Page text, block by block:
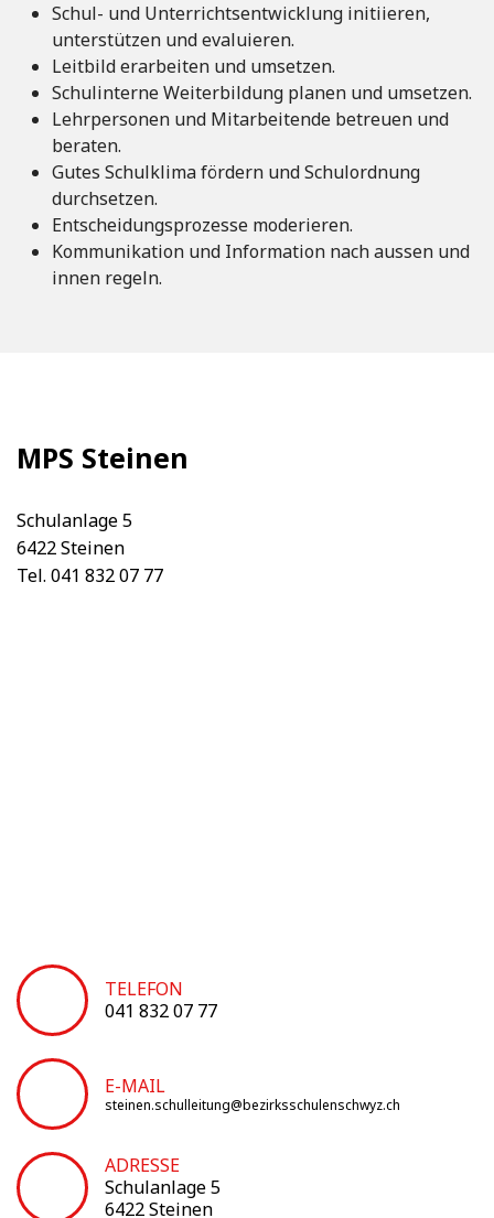
Schul- und Unterrichtsentwicklung initiieren,
unterstützen und evaluieren.
Leitbild erarbeiten und umsetzen.
Schulinterne Weiterbildung planen und umsetzen.
Lehrpersonen und Mitarbeitende betreuen und
beraten.
Gutes Schulklima fördern und Schulordnung
durchsetzen.
Entscheidungsprozesse moderieren.
Kommunikation und Information nach aussen und
innen regeln.
MPS Steinen
Schulanlage 5
6422 Steinen
Tel. 041 832 07 77
TELEFON
041 832 07 77
E-MAIL
steinen.schulleitung@bezirksschulenschwyz.ch
ADRESSE
Schulanlage 5
6422 Steinen